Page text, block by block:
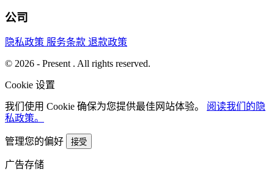
公司
隐私政策 服务条款 退款政策
© 2026 - Present . All rights reserved.
Cookie 设置
我们使用 Cookie 确保为您提供最佳网站体验。 阅读我们的隐
私政策。
管理您的偏好 接受
广告存储